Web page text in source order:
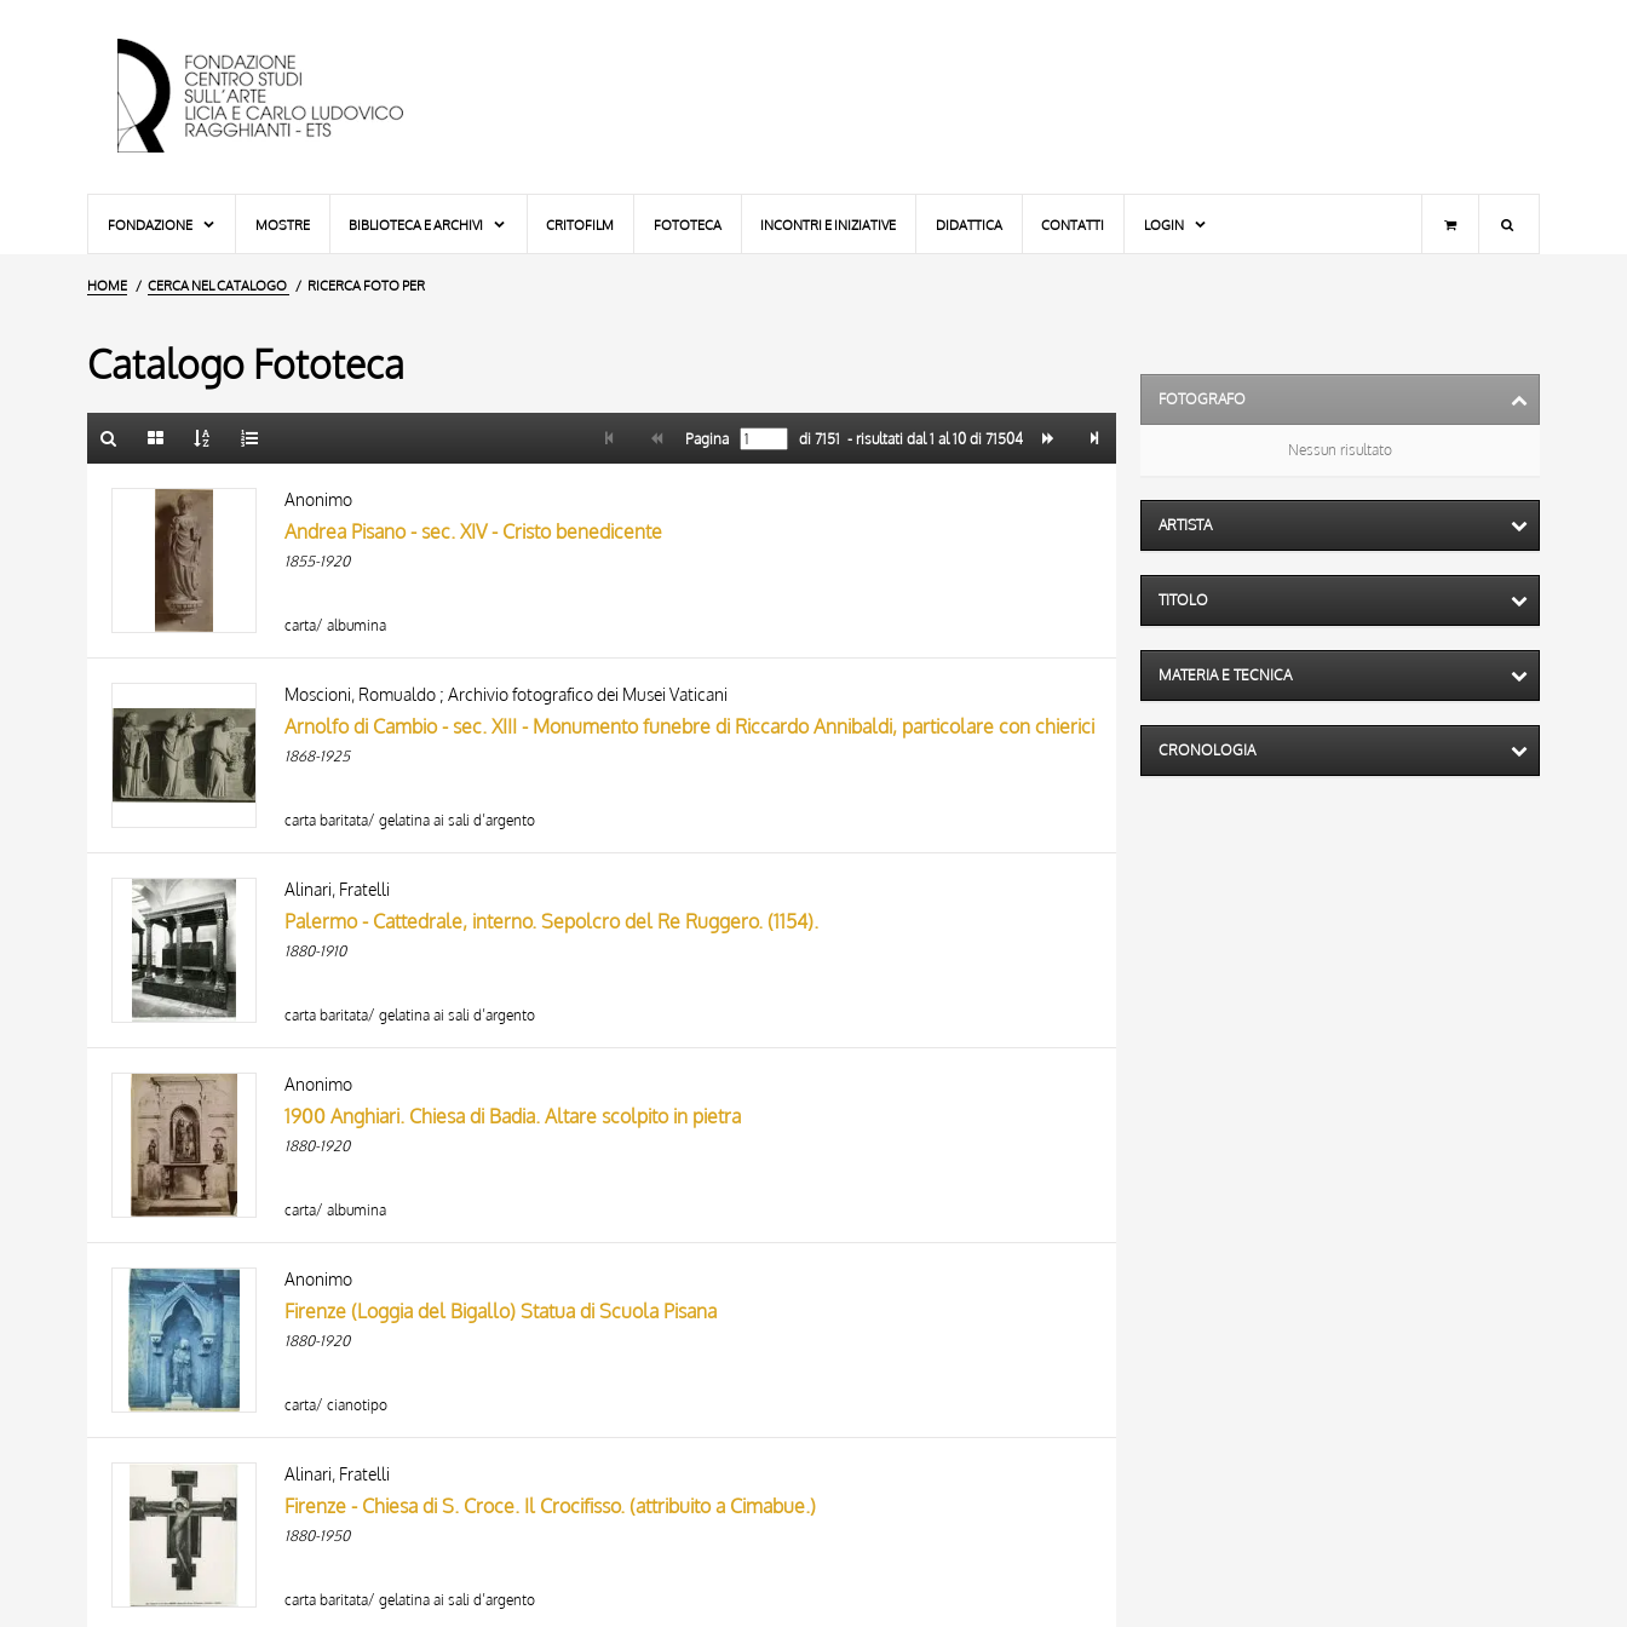
FONDAZIONE MOSTRE BIBLIOTECA E ARCHIVI CRITOFILM FOTOTECA INCONTRI E INIZIATIVE DIDATTICA CONTATTI LOGIN
HOME CERCA NEL CATALOGO RICERCA FOTO PER
Catalogo Fototeca
ARTISTA
MATERIA E TECNICA
10 RISULTATI
20 RISULTATI
Pagina di 7151 - risultati dal1 al10di 71504
Anonimo
Andrea Pisano - sec. XIV - Cristo benedicente
1855-1920
carta/ albumina
Moscioni, Romualdo ; Archivio fotografico dei Musei Vaticani
Arnolfo di Cambio - sec. XIII - Monumento funebre di Riccardo Annibaldi, particolare con chierici
1868-1925
carta baritata/ gelatina ai sali d’argento
Alinari, Fratelli
Palermo - Cattedrale, interno. Sepolcro del Re Ruggero. (1154).
1880-1910
carta baritata/ gelatina ai sali d’argento
Anonimo
1900 Anghiari. Chiesa di Badia. Altare scolpito in pietra
1880-1920
carta/ albumina
Anonimo
Firenze (Loggia del Bigallo) Statua di Scuola Pisana
1880-1920
carta/ cianotipo
Alinari, Fratelli
Firenze - Chiesa di S. Croce. Il Crocifisso. (attribuito a Cimabue.)
1880-1950
carta baritata/ gelatina ai sali d’argento
FOTOGRAFO
Nessun risultato
ARTISTA
TITOLO
MATERIA E TECNICA
CRONOLOGIA